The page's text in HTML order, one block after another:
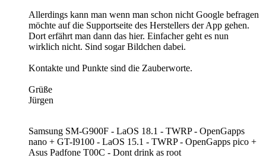
Allerdings kann man wenn man schon nicht Google befragen
möchte auf die Supportseite des Herstellers der App gehen.
Dort erfährt man dann das hier. Einfacher geht es nun
wirklich nicht. Sind sogar Bildchen dabei.
Kontakte und Punkte sind die Zauberworte.
Grüße
Jürgen
Samsung SM-G900F - LaOS 18.1 - TWRP - OpenGapps
nano + GT-I9100 - LaOS 15.1 - TWRP - OpenGapps pico +
Asus Padfone T00C - Dont drink as root